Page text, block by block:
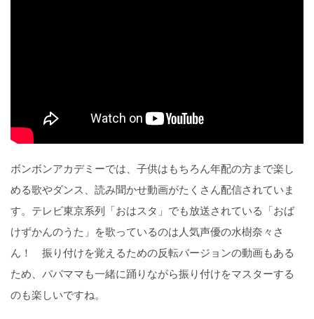
ボンボンアカデミーでは、子供はもちろん年配の方まで楽し
める歌やダンス、読み聞かせ動画がたくさん配信されていま
す。テレビ東京系列「おはスタ」でも放送されている「おば
けずかんのうた」を歌っているのは人気声優の水樹奈々さ
ん！ 振り付けを覚えるための反転バージョンの動画もある
ため、パパママも一緒に踊りながら振り付けをマスターする
のも楽しいですね。